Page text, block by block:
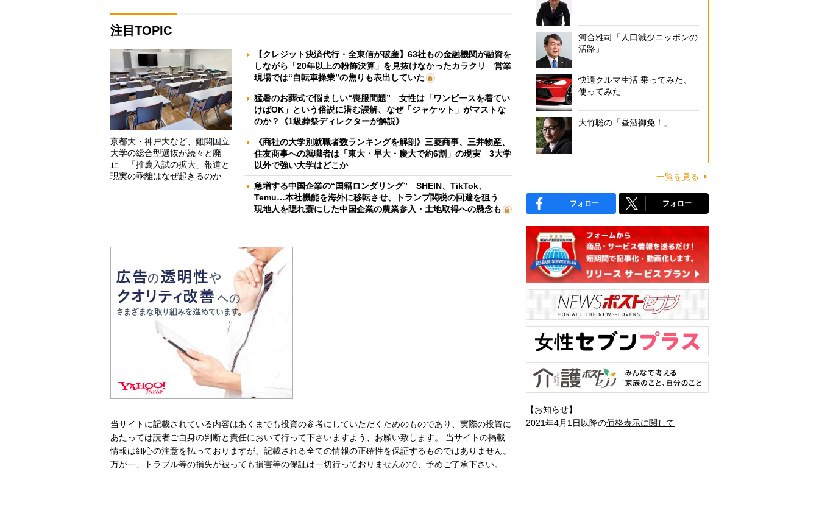
注目TOPIC
京都大・神戸大など、難関国立
大学の総合型選抜が続々と廃
止 「推薦入試の拡大」報道と
現実の乖離はなぜ起きるのか
【クレジット決済代行・全東信が破産】63社もの金融機関が融資を
しながら「20年以上の粉飾決算」を見抜けなかったカラクリ 営業
現場では“自転車操業”の焦りも表出していた
猛暑のお葬式で悩ましい“喪服問題” 女性は「ワンピースを着てい
けばOK」という俗説に潜む誤解、なぜ「ジャケット」がマストな
のか？《1級葬祭ディレクターが解説》
《商社の大学別就職者数ランキングを解剖》三菱商事、三井物産、
住友商事への就職者は「東大・早大・慶大で約6割」の現実 3大学
以外で強い大学はどこか
急増する中国企業の“国籍ロンダリング” SHEIN、TikTok、
Temu…本社機能を海外に移転させ、トランプ関税の回避を狙う
現地人を隠れ蓑にした中国企業の農業参入・土地取得への懸念も
当サイトに記載されている内容はあくまでも投資の参考にしていただくためのものであり、実際の投資に
あたっては読者ご自身の判断と責任において行って下さいますよう、お願い致します。 当サイトの掲載
情報は細心の注意を払っておりますが、記載される全ての情報の正確性を保証するものではありません。
万が一、トラブル等の損失が被っても損害等の保証は一切行っておりませんので、予めご了承下さい。
河合雅司「人口減少ニッポンの
活路」
快適クルマ生活 乗ってみた、
使ってみた
大竹聡の「昼酒御免！」
一覧を見る
フォロー フォロー
【お知らせ】
2021年4月1日以降の価格表示に関して